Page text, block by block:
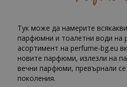
Тук може да намерите
парфюмни и тоалетни води на
асортимент на perfume-bg.eu
новите парфюми, излезли на
вечни парфюми, превърнали се
поколения.